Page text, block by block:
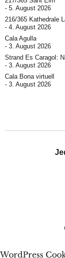
5. August 2026
216/365 Kathedrale
4. August 2026
Cala Agulla
3. August 2026
Strand Es Caragol:
3. August 2026
Cala Bona virtuell
3. August 2026
WordPress